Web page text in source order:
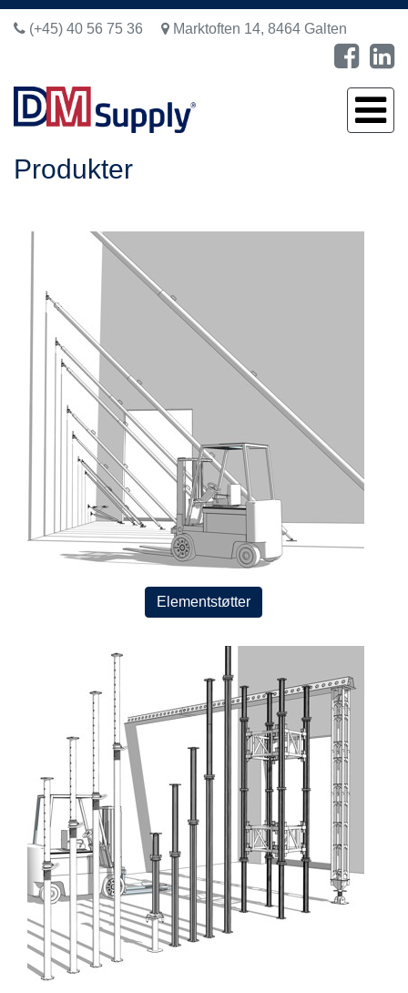
(+45) 40 56 75 36 Marktoften 14, 8464 Galten
Produkter
Elementstøtter